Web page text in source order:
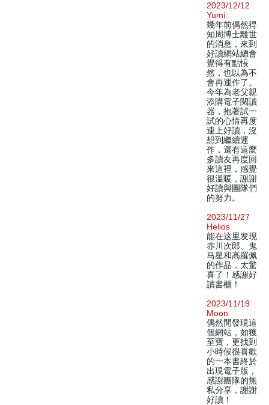
2023/12/12
Yumi
幾年前偶然得
知周博士離世
的消息，來到
好讀網站總會
覺得有點悵
然，也以為不
會再運作了。
今年為老父親
添購電子閱讀
器，抱著試一
試的心情再度
連上好讀，沒
想到繼續運
作，還有這麼
多讀友再度回
來這裡，感覺
很溫暖，謝謝
好讀與團隊們
的努力。
2023/11/27
Helios
能在这里发现
赤川次郎、鬼
马星和高羅佩
的作品，太驚
喜了！感謝好
讀書櫃！
2023/11/19
Moon
偶然間發現這
個網站，如獲
至寶，更找到
小時候很喜歡
的一本書終於
出現電子版，
感謝團隊的無
私分享，謝謝
好讀！